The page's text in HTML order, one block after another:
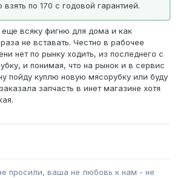
по 170 с годовой гарантией.
еще всяку фигню для дома и как
не вставать. Честно в рабочее
нет по рынку ходить, из последнего с
и понимая, что на рынок и в сервис
пойду куплю новую мясорубку или буду
запчасть в инет магазине хотя
просили, ваша не любовь к нам - не